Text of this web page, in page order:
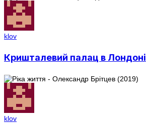
klov
Кришталевий палац в Лондоні
klov